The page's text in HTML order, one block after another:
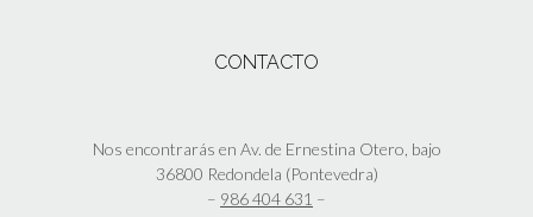
opciones
elegir
en
la
CONTACTO
Nos encontrarás en Av. de Ernestina Otero, bajo
36800 Redondela (Pontevedra)
– 986 404 631 –